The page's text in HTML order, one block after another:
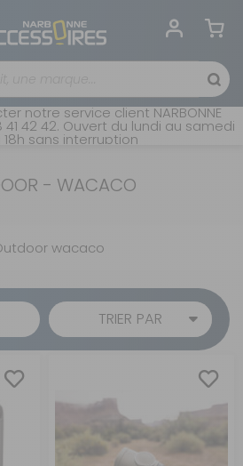
notre service client NARBONNE
41 42 42. Ouvert du lundi au samedi
sans interruption
- WACACO
wacaco
TRIER PAR